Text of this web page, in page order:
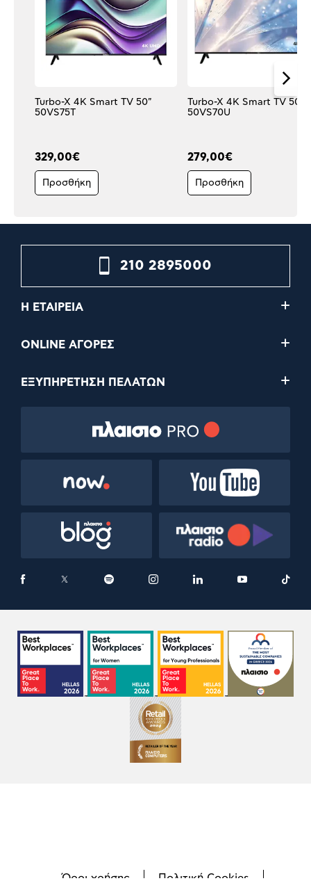
Turbo-X 4K Smart TV 50"
50VS75T
329,00€
Προσθήκη
Turbo-X 4K Smart TV 50"
50VS70U
279,00€
Προσθήκη
210 2895000
Η ΕΤΑΙΡΕΙΑ
ONLINE ΑΓΟΡΕΣ
ΕΞΥΠΗΡΕΤΗΣΗ ΠΕΛΑΤΩΝ
Όροι χρήσης
Πολιτική Cookies